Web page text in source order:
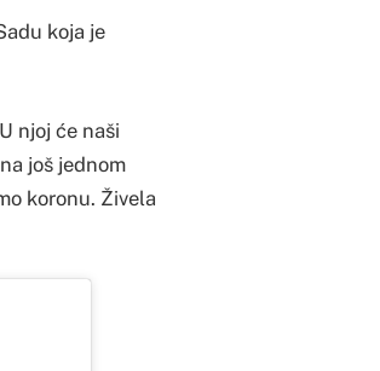
koja je
njoj će naši
još jednom
koronu. Živela